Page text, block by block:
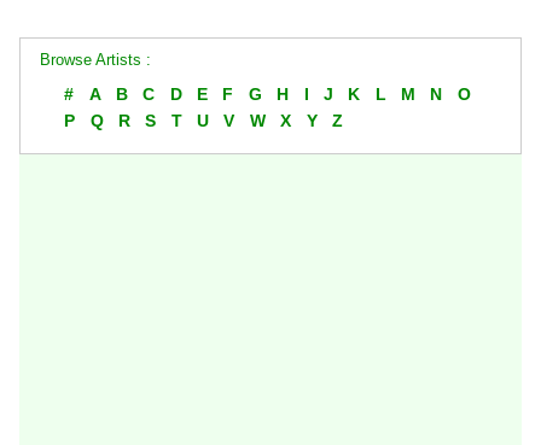
Browse Artists :
# A B C D E F G H I J K L M N
O
P
Q R S T U V W X Y Z